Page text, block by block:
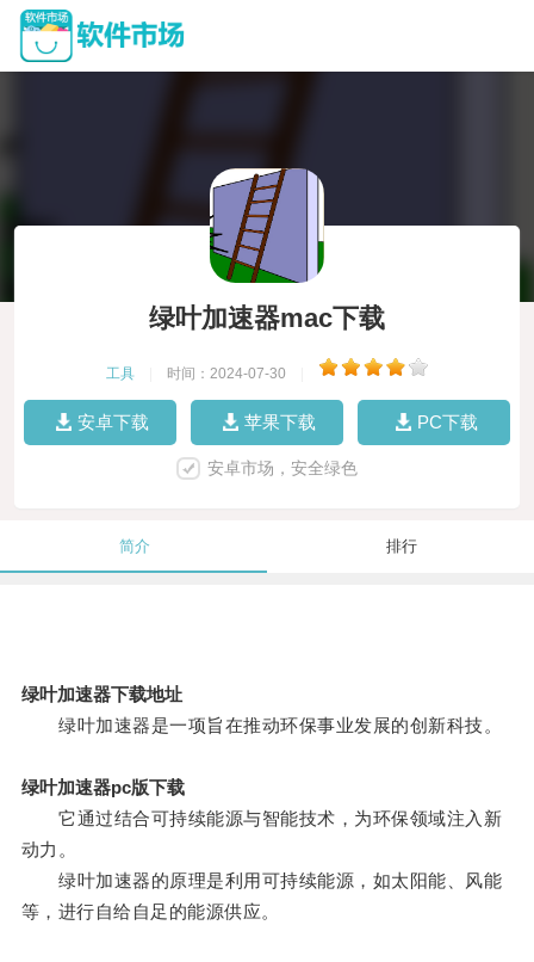
绿叶加速器mac下载
工具 时间：2024-07-30
安卓下载 苹果下载 PC下载
安卓市场，安全绿色
简介 排行
绿叶加速器下载地址
绿叶加速器是一项旨在推动环保事业发展的创新科技。
绿叶加速器pc版下载
它通过结合可持续能源与智能技术，为环保领域注入新
动力。
绿叶加速器的原理是利用可持续能源，如太阳能、风能
等，进行自给自足的能源供应。